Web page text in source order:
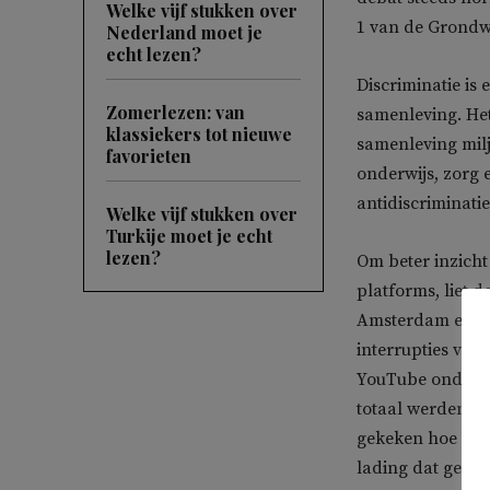
Welke vijf stukken over
Nederland moet je
echt lezen?
Zomerlezen: van
klassiekers tot nieuwe
favorieten
Welke vijf stukken over
Turkije moet je echt
lezen?
1 van de
Discriminatie is
samenleving.
samenleving
onderwijs, zorg
Om beter
platforms, liet
Amsterdam een
interrupties van
YouTube onder
totaal werden
gekeken hoe
lading dat